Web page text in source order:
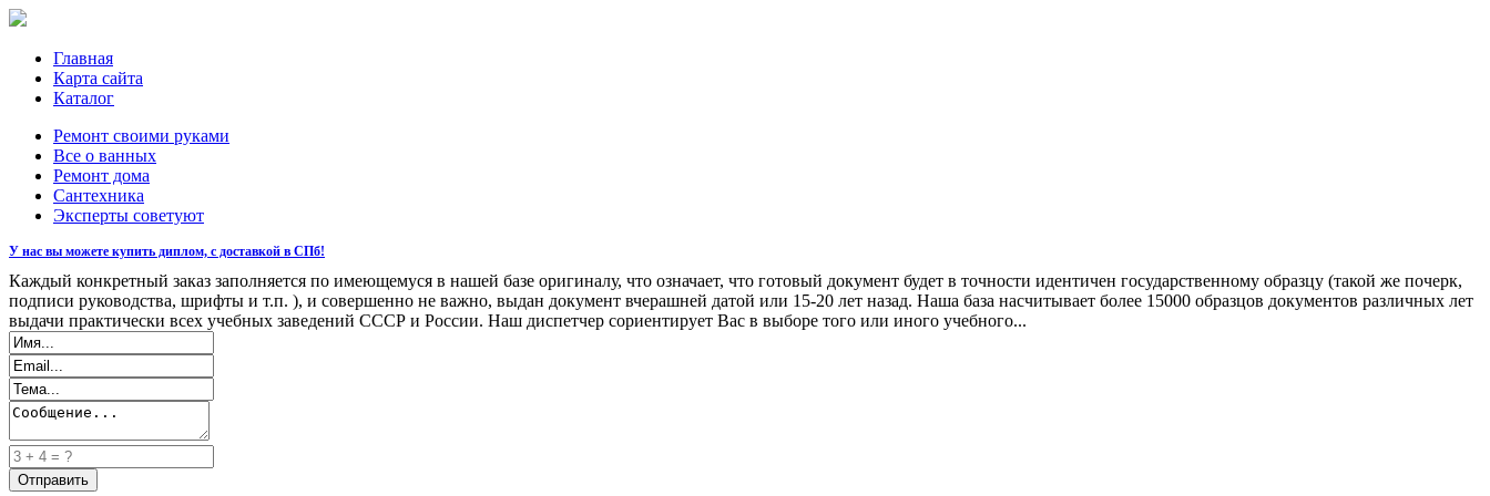
Главная
Карта сайта
Каталог
Ремонт своими руками
Все о ванных
Ремонт дома
Сантехника
Эксперты советуют
У нас вы можете купить диплом, с доставкой в СПб!
Каждый конкретный заказ заполняется по имеющемуся в нашей базе оригиналу, что означает, что готовый документ будет в точности идентичен государственному образцу (такой же почерк,
подписи руководства, шрифты и т.п. ), и совершенно не важно, выдан документ вчерашней датой или 15-20 лет назад. Наша база насчитывает более 15000 образцов документов различных лет
выдачи практически всех учебных заведений СССР и России. Наш диспетчер сориентирует Вас в выборе того или иного учебного...